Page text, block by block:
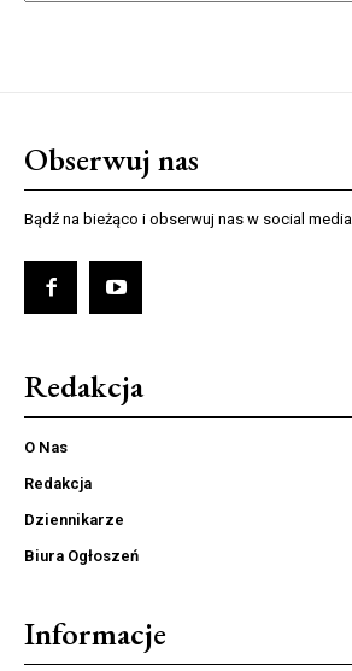
Obserwuj nas
Bądź na bieżąco i obserwuj nas w social media
Redakcja
O Nas
Redakcja
Dziennikarze
Biura Ogłoszeń
Informacje